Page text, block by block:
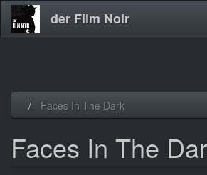
der Film Noir
Faces In The Dark
Faces In The